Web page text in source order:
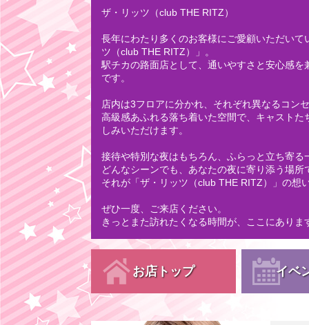
ザ・リッツ（club THE RITZ）
長年にわたり多くのお客様にご愛顧いただい
ツ（club THE RITZ）」。
駅チカの路面店として、通いやすさと安心感
です。
店内は3フロアに分かれ、それぞれ異なるコン
高級感あふれる落ち着いた空間で、キャスト
しみいただけます。
接待や特別な夜はもちろん、ふらっと立ち寄
どんなシーンでも、あなたの夜に寄り添う場所
それが「ザ・リッツ（club THE RITZ）」の想
ぜひ一度、ご来店ください。
きっとまた訪れたくなる時間が、ここにありま
お店トップ イベ